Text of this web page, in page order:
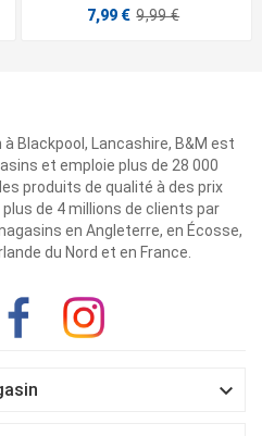
7,99 € 9,99 €
Blackpool, Lancashire, B&M est
et emploie plus de 28 000
produits de qualité à des prix
de 4 millions de clients par
en Angleterre, en Écosse,
du Nord et en France.
